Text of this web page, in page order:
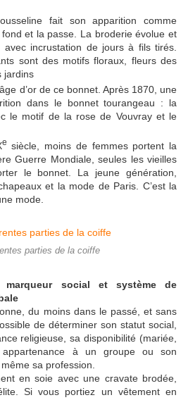
fait son apparition comme
et la passe. La broderie évolue et
incrustation de jours à fils tirés.
sont des motifs floraux, fleurs des
jardins
d’or de ce bonnet. Après 1870, une
dans le bonnet tourangeau : la
le motif de la rose de Vouvray et le
e siècle, moins de femmes portent la
Guerre Mondiale, seules les vieilles
le bonnet. La jeune génération,
et la mode de Paris. C’est la
mode.
parties de la coiffe
marqueur social et système de
du moins dans le passé, et sans
de déterminer son statut social,
religieuse, sa disponibilité (mariée,
à un groupe ou son
sa profession.
en soie avec une cravate brodée,
Si vous portiez un vêtement en